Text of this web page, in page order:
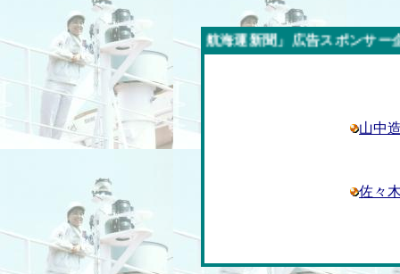
今週の「内航海運新聞」広告スポンサー企業
山中
佐々